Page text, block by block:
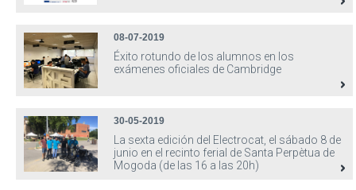
08-07-2019
Éxito rotundo de los alumnos en los
exámenes oficiales de Cambridge
30-05-2019
La sexta edición del Electrocat, el sábado 8 de
junio en el recinto ferial de Santa Perpètua de
Mogoda (de las 16 a las 20h)